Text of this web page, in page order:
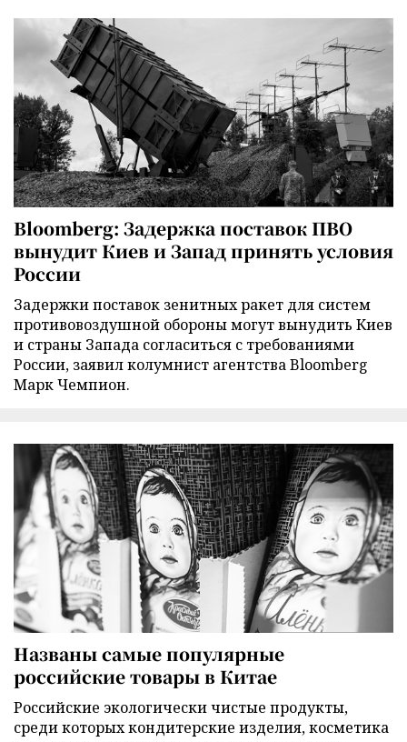
Bloomberg: Задержка поставок ПВО
вынудит Киев и Запад принять условия
России
Задержки поставок зенитных ракет для систем
противовоздушной обороны могут вынудить Киев
и страны Запада согласиться с требованиями
России, заявил колумнист агентства Bloomberg
Марк Чемпион.
Названы самые популярные
российские товары в Китае
Российские экологически чистые продукты,
среди которых кондитерские изделия, косметика